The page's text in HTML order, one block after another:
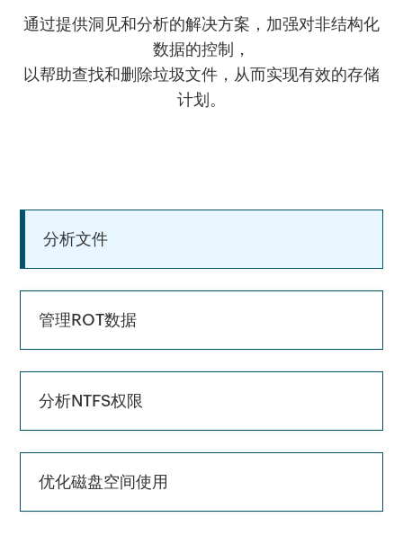
列出NTFS并共享权限，并检测任何可利用的漏洞。
查找继承中断和其他权限不一致的实例。
查找并保护曝光过度的文件，并确定文件所有者，以允许用户
报告最大的文件及其位置，所有权详细信息等。
通过可视化分析跟踪企业文件存储的年度增长，并规划未来的
容量需求。
通过提供洞见和分析的解决方案，加强对非结构化
数据的控制，
以帮助查找和删除垃圾文件，从而实现有效的存储
计划。
分析文件
管理ROT数据
分析NTFS权限
优化磁盘空间使用